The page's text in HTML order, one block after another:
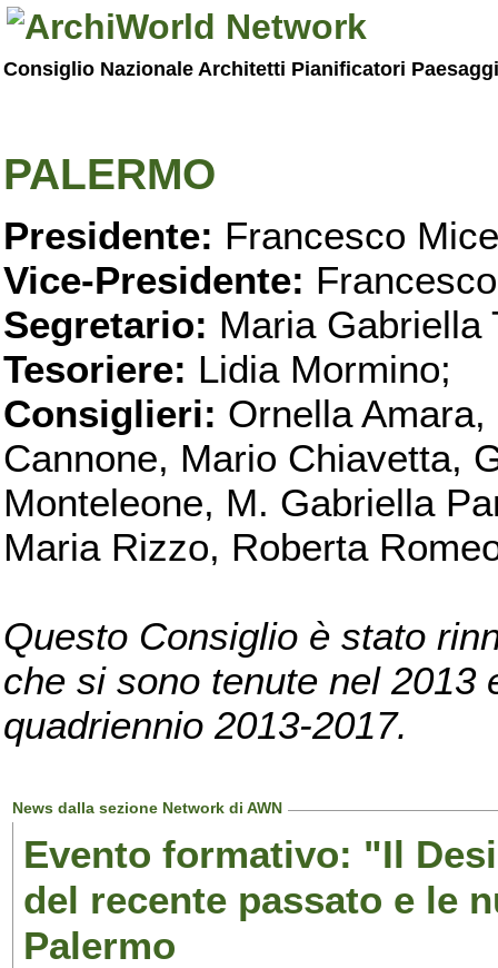
Consiglio Nazionale Architetti Pianificatori
PALERMO
Presidente: Francesco
Vice-Presidente:
Segretario: Maria Gabriella
Tesoriere: Lidia Mormino;
Consiglieri: Ornella
Cannone, Mario Chiavetta,
Monteleone, M. Gabriella
Maria Rizzo, Roberta
Questo Consiglio è stato
che si sono tenute nel 2013
quadriennio 2013-2017.
News dalla sezione Network di AWN
Evento formativo: "Il
del recente passato e le
Palermo